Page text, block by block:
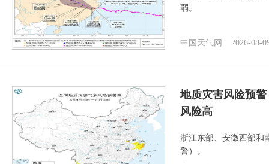
弱。
中国天气网 2026-08-
地质灾害风险预
风险高
浙江东部、安徽西部和
警）。